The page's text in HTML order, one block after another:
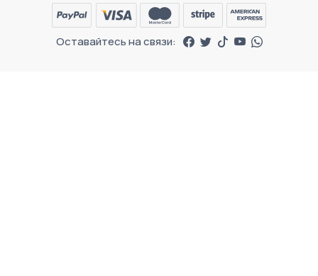
Оставайтесь на связи: